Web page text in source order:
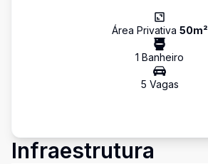
Área Privativa 50m²
1 Banheiro
5 Vagas
Infraestrutura